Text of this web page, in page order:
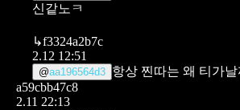
신같노ㅋ
↳f3324a2b7c
2.12 12:51
@aa196564d3 항상 찐따는 왜 티가날
a59cbb47c8
2.11 22:13